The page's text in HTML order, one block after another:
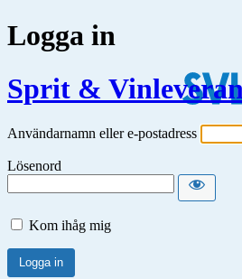
Logga in
Sprit &
Användarnamn eller e-postadress
Lösenord
Kom ihåg mig